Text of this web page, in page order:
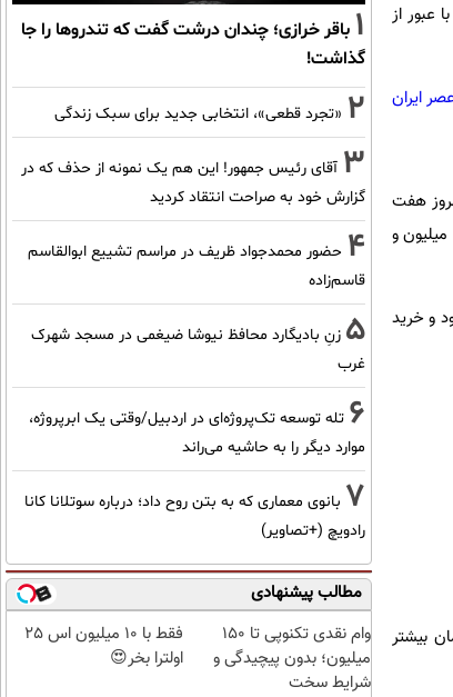
افزایش پیدا کرد. نرخ طلا 18 عیار امروز با عبور از
ایران
امامی امروز هفت
میلیون و 500 هزار تومان افزایش پیدا کرد و قیمت سکه تمام‌بهار آزادی طرح قدیم نیز با شش میلیون تومان رشد به 161 میلیون و
تومان فروخته می‌شود و خرید
است. قیمت روز دلار در مقایسه با عصر پنجشنبه شش هزار و 510 تومان بیشتر
1 باقر خرازی؛ چندان درشت گفت که تندروها را جا
گذاشت!
2 «تجرد قطعی»، انتخابی جدید برای سبک زندگی
3 آقای رئیس جمهور! این هم یک نمونه از حذف که در
گزارش خود به صراحت انتقاد کردید
4 حضور محمدجواد ظریف در مراسم تشییع ابوالقاسم
قاسم‌زاده
5 زنِ بادیگارد محافظ نیوشا ضیغمی در مسجد شهرک
غرب
6 تله توسعه تک‌پروژه‌ای در اردبیل/وقتی یک ابرپروژه،
موارد دیگر را به حاشیه می‌راند
7 بانوی معماری که به بتن روح داد؛ درباره سوتلانا کانا
رادویچ (+تصاویر)
مطالب پیشنهادی
وام نقدی تکنوپی تا ۱۵۰
میلیون؛ بدون پیچیدگی و
شرایط سخت
فقط با 10 میلیون اس 25
اولترا بخر😍